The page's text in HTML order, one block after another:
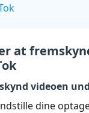
at
videoen
dine